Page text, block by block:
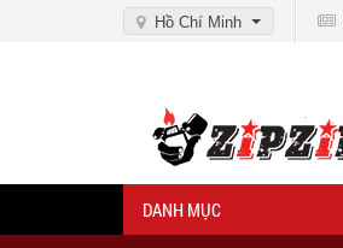
Hồ Chí Minh
DANH MỤC